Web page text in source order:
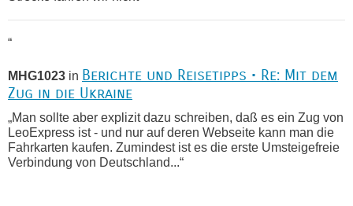
“
MHG1023 in Berichte und Reisetipps • Re: Mit dem
Zug in die Ukraine
„Man sollte aber explizit dazu schreiben, daß es ein Zug von
LeoExpress ist - und nur auf deren Webseite kann man die
Fahrkarten kaufen. Zumindest ist es die erste Umsteigefreie
Verbindung von Deutschland...“